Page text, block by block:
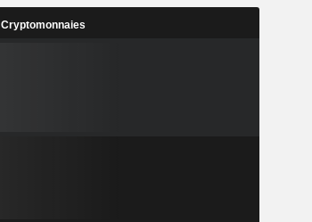
Cryptomonnaies